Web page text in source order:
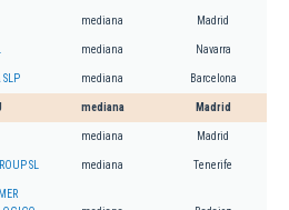
mediana Madrid
mediana Navarra
SLP mediana Barcelona
mediana Madrid
mediana Madrid
SL mediana Tenerife